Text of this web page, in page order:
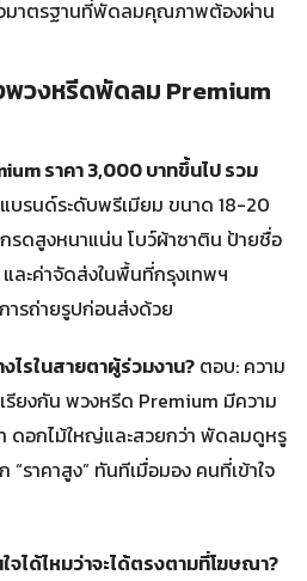
จมาตรฐานที่พัดลมคุณภาพต้องผ่าน
วงหรีดพัดลม Premium
ราคา 3,000 บาทขึ้นไป รวม
รนด์ระดับพรีเมียม ขนาด 18-20
รดสูงหนาแน่น โบว์ผ้าซาติน ป้ายชื่อ
ะค่าจัดส่งในพื้นที่กรุงเทพฯ
รถ่ายรูปก่อนส่งด้วย
ไรในสายตาผู้ร่วมงาน? ตอบ: ความ
รียงกัน พวงหรีด Premium มีความ
ดอกไม้ใหญ่และสวยกว่า พัดลมดูหรู
“ราคาสูง” ทันทีเมื่อมอง คนที่เข้าใจ
ได้ไหมว่าจะได้ตรงตามที่โฆษณา?